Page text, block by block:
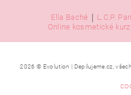
Ella Baché | L.C.P.
Online kosmetické
2026 © Evolution | Depilujeme.cz,